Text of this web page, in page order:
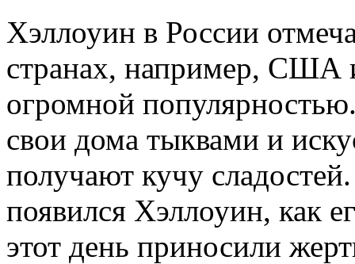
Хэллоуин в России
странах, например, США
огромной
свои дома тыквами и
получают кучу
появился Хэллоуин, как
этот день приносили